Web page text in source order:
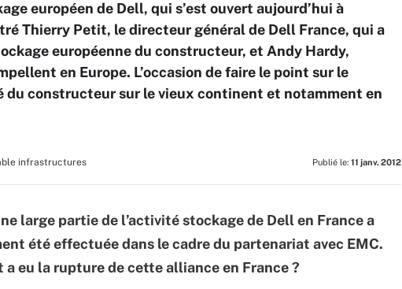
européen de Dell, qui s’est ouvert aujourd’hui à
Thierry Petit, le directeur général de Dell France, qui a
européenne du constructeur, et Andy Hardy,
en Europe. L’occasion de faire le point sur le
du constructeur sur le vieux continent et notamment en
infrastructures Publié le: 11 janv. 2012
large partie de l’activité stockage de Dell en France a
été effectuée dans le cadre du partenariat avec EMC.
a eu la rupture de cette alliance en France ?